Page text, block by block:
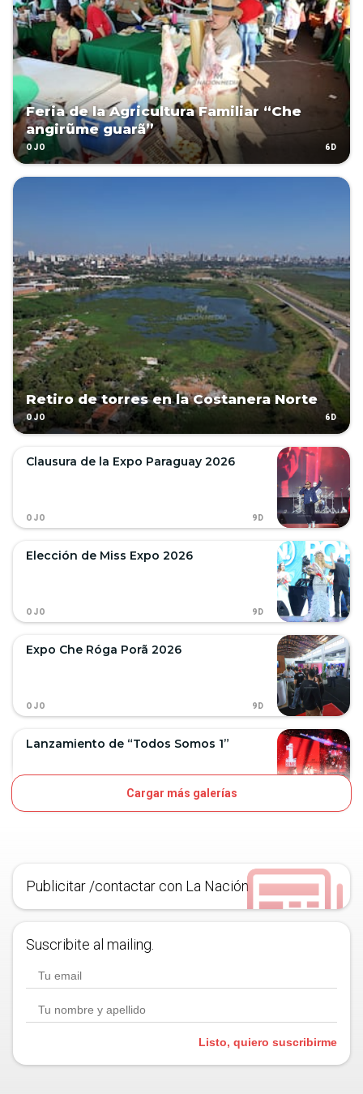
Feria de la Agricultura Familiar “Che
angirũme guarã”
OJO 6D
Retiro de torres en la Costanera Norte
OJO 6D
Clausura de la Expo Paraguay 2026
OJO 9D
Elección de Miss Expo 2026
OJO 9D
Expo Che Róga Porã 2026
OJO 9D
Lanzamiento de “Todos Somos 1”
Cargar más galerías
Publicitar /contactar con La Nación
Suscribite al mailing.
Listo, quiero suscribirme